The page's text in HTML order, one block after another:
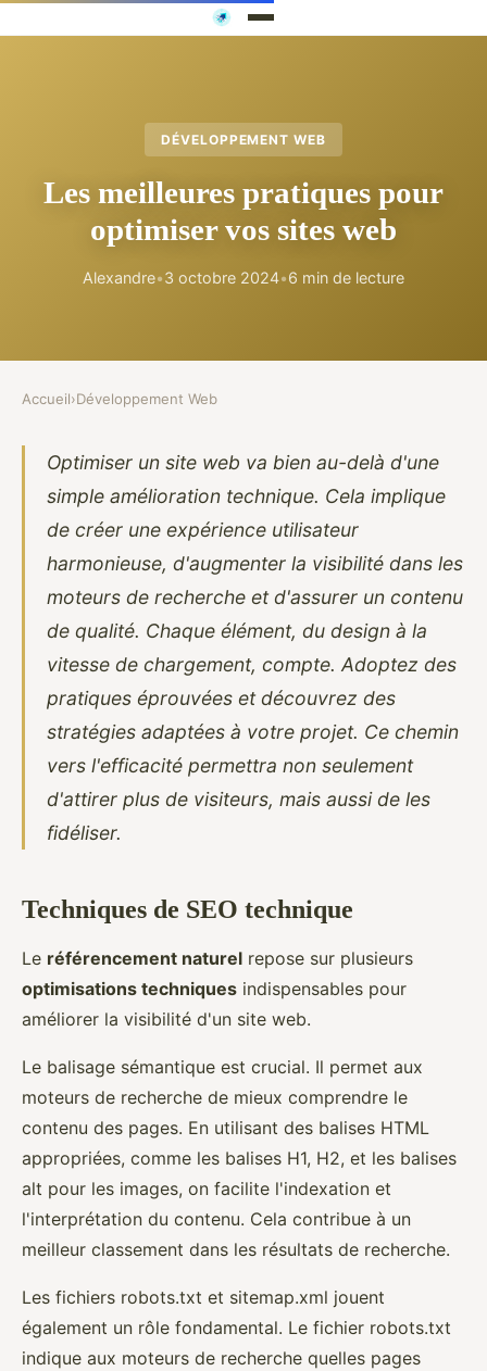
DÉVELOPPEMENT WEB
Les meilleures pratiques pour
optimiser vos sites web
Alexandre•3 octobre 2024•6 min de lecture
Accueil›Développement Web
Optimiser un site web va bien au-delà d'une
simple amélioration technique. Cela implique
de créer une expérience utilisateur
harmonieuse, d'augmenter la visibilité dans les
moteurs de recherche et d'assurer un contenu
de qualité. Chaque élément, du design à la
vitesse de chargement, compte. Adoptez des
pratiques éprouvées et découvrez des
stratégies adaptées à votre projet. Ce chemin
vers l'efficacité permettra non seulement
d'attirer plus de visiteurs, mais aussi de les
fidéliser.
Techniques de SEO technique
Le référencement naturel repose sur plusieurs
optimisations techniques indispensables pour
améliorer la visibilité d'un site web.
Le balisage sémantique est crucial. Il permet aux
moteurs de recherche de mieux comprendre le
contenu des pages. En utilisant des balises HTML
appropriées, comme les balises H1, H2, et les balises
alt pour les images, on facilite l'indexation et
l'interprétation du contenu. Cela contribue à un
meilleur classement dans les résultats de recherche.
Les fichiers robots.txt et sitemap.xml jouent
également un rôle fondamental. Le fichier robots.txt
indique aux moteurs de recherche quelles pages